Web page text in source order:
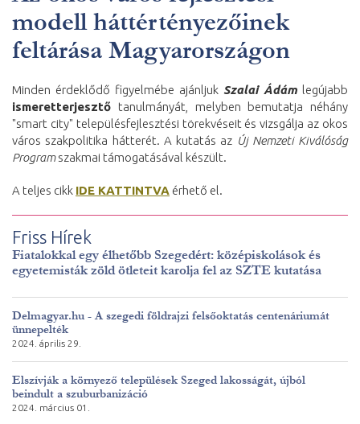
modell háttértényezőinek
feltárása Magyarországon
Minden érdeklődő figyelmébe ajánljuk Szalai Ádám legújabb
ismeretterjesztő tanulmányát, melyben bemutatja néhány
"smart city" településfejlesztési törekvéseit és vizsgálja az okos
város szakpolitika hátterét. A kutatás az Új Nemzeti Kiválóság
Programszakmai támogatásával készült.
A teljes cikk IDE KATTINTVA érhető el.
Friss Hírek
Fiatalokkal egy élhetőbb Szegedért: középiskolások és
egyetemisták zöld ötleteit karolja fel az SZTE kutatása
Delmagyar.hu - A szegedi földrajzi felsőoktatás centenáriumát
ünnepelték
2024. április 29.
Elszívják a környező települések Szeged lakosságát, újból
beindult a szuburbanizáció
2024. március 01.